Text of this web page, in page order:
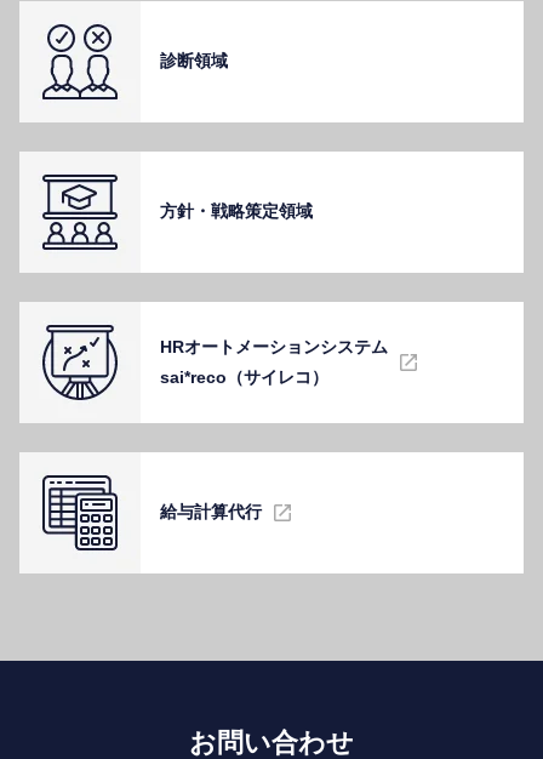
診断領域
⽅針・戦略策定領域
HRオートメーションシステム
sai*reco（サイレコ）
給与計算代⾏
お問い合わせ